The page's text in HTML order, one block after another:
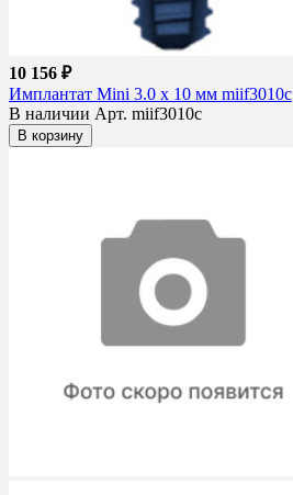
10 156 ₽
Имплантат Mini 3.0 x 10 мм miif3010c
В наличии Арт. miif3010c
В корзину